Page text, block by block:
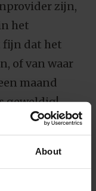
About
zijn,
het
fijn dat het
of van waar
maand
geweldig!
gezellige,
werkende
vacatures.